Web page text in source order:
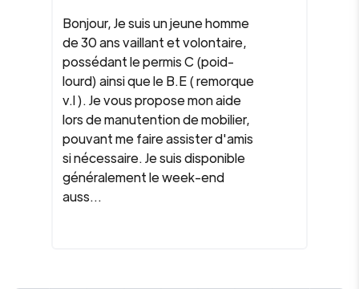
Bonjour, Je suis un jeune homme
de 30 ans vaillant et volontaire,
possédant le permis C (poid-
lourd) ainsi que le B.E ( remorque
v.l ). Je vous propose mon aide
lors de manutention de mobilier,
pouvant me faire assister d'amis
si nécessaire. Je suis disponible
généralement le week-end
auss...